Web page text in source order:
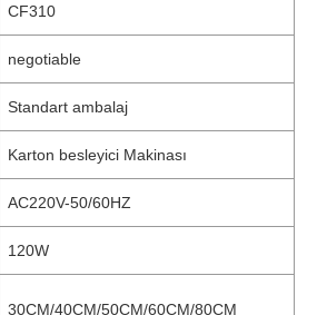
CF310
negotiable
Standart ambalaj
Karton besleyici Makinası
AC220V-50/60HZ
120W
30CM/40CM/50CM/60CM/80CM